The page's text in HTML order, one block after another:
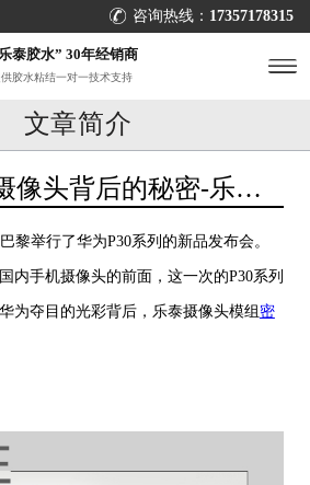
咨询热线： 17357178315
泰胶水” 30年经销商
胶水粘结一对一技术支持
文章简介
像头背后的秘密-乐泰
黎举行了华为P30系列的新品发布会。
内手机摄像头的前面，这一次的P30系列
为夺目的光彩背后，乐泰摄像头模组 密